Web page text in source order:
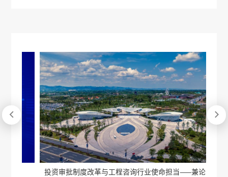
投资审批制度改革与工程咨询行业使命担当——兼论国办
 